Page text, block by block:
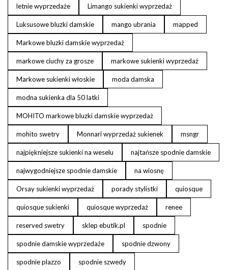
letnie wyprzedaże Limango sukienki wyprzedaż
Luksusowe bluzki damskie mango ubrania mapped
Markowe bluzki damskie wyprzedaż
markowe ciuchy za grosze markowe sukienki wyprzedaż
Markowe sukienki włoskie moda damska
modna sukienka dla 50 latki
MOHITO markowe bluzki damskie wyprzedaż
mohito swetry Monnari wyprzedaż sukienek msngr
najpiękniejsze sukienki na weselu najtańsze spodnie damskie
najwygodniejsze spodnie damskie na wiosnę
Orsay sukienki wyprzedaż porady stylistki quiosque
quiosque sukienki quiosque wyprzedaż renee
reserved swetry sklep ebutik.pl spodnie
spodnie damskie wyprzedaże spodnie dzwony
spodnie plazzo spodnie szwedy